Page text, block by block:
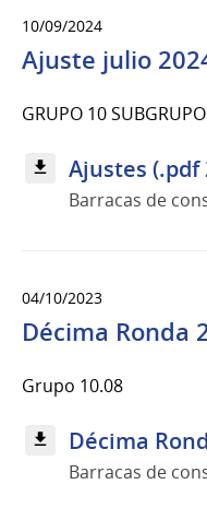
10/09/2024
Ajuste julio
GRUPO 10
Ajustes (.pdf
Barracas de
04/10/2023
Décima Ronda
Grupo 10.08
Décima
Barracas de